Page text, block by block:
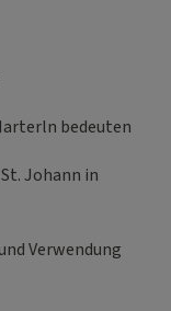
bedeuten
Johann in
Verwendung